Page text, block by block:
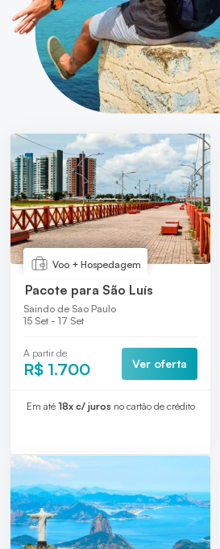
Voo + Hospedagem
Pacote para São Luís
Saindo de Sao Paulo
15 Set - 17 Set
A partir de
R$ 1.700 Ver oferta
Em até 18x c/ juros no cartão de crédito